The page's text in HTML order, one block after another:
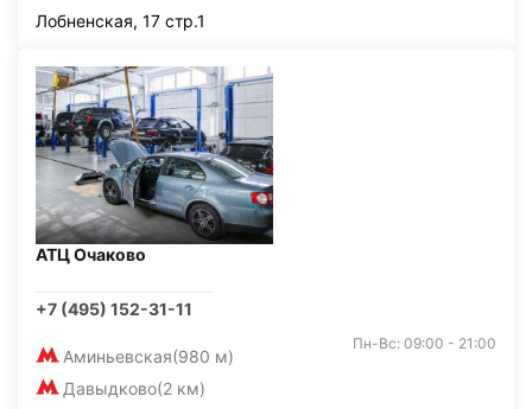
Лобненская, 17 стр.1
АТЦ Очаково
+7 (495) 152-31-11
Аминьевская(980 м)
Давыдково(2 км)
Пн-Вс: 09:00 - 21:00